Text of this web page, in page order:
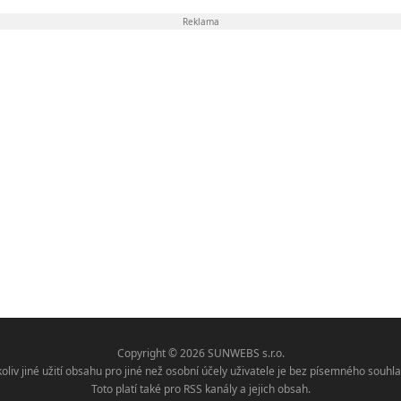
Reklama
Copyright © 2026 SUNWEBS s.r.o.
jiné užití obsahu pro jiné než osobní účely uživatele je bez písemného
Toto platí také pro RSS kanály a jejich obsah.